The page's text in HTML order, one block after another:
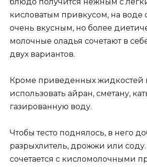
кисловатым привкусом, на воде
очень вкусным, но более
молочные оладья сочетают в
двух вариантов.
Кроме приведенных жидкостей
использовать айран, сметану,
газированную воду.
Чтобы тесто поднялось, в него
разрыхлитель, дрожжи или
сочетается с кисломолочными